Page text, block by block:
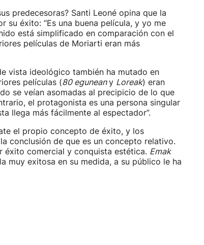
predecesoras? Santi Leoné opina que la
su éxito: “Es una buena película, y yo me
está simplificado en comparación con el
películas de Moriarti eran más
vista ideológico también ha mutado en
películas (80 eguneany Loreak) eran
se veían asomadas al precipicio de lo que
el protagonista es una persona singular
llega más fácilmente al espectador”.
el propio concepto de éxito, y los
conclusión de que es un concepto relativo.
éxito comercial y conquista estética. Emak
muy exitosa en su medida, a su público le ha